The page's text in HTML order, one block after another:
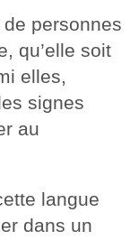
personnes
qu’elle soit
elles,
signes
au
langue
dans un